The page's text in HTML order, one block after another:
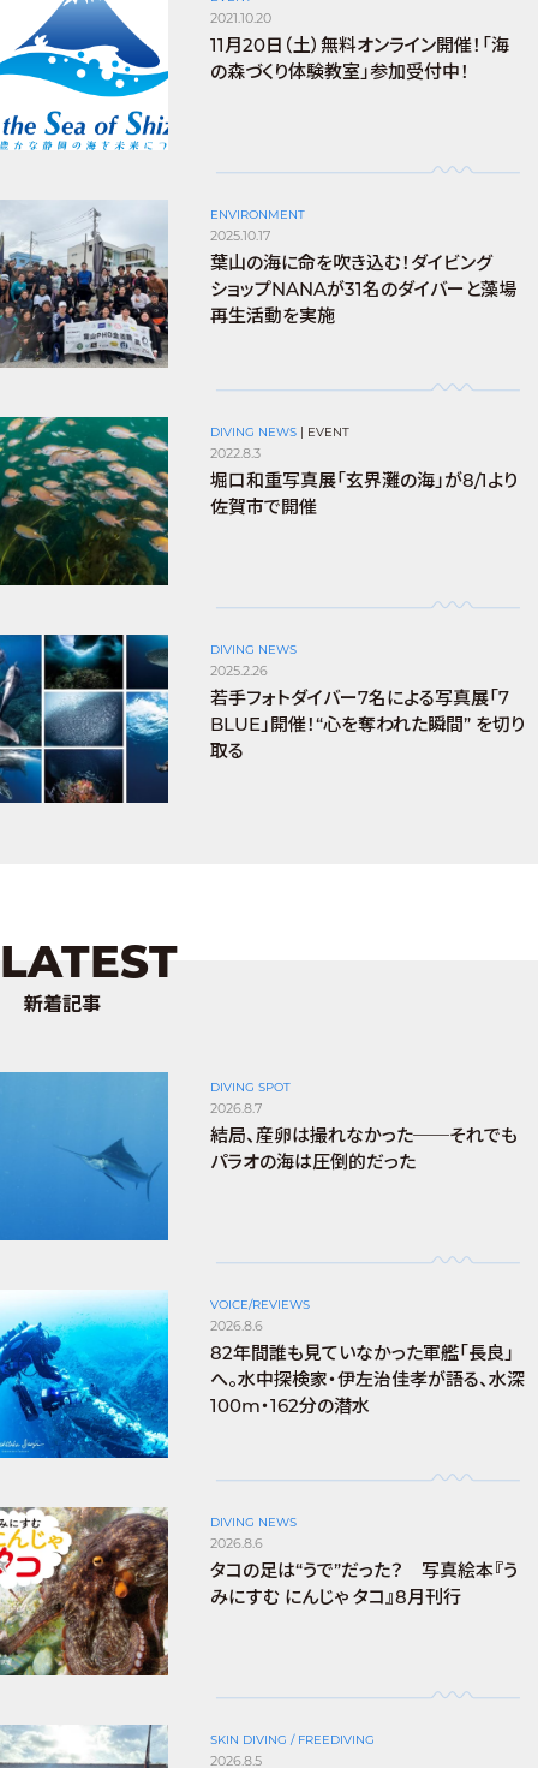
2021.10.20
11月20日（土）無料オンライン開催！「海
の森づくり体験教室」参加受付中！
ENVIRONMENT
2025.10.17
葉山の海に命を吹き込む！ダイビング
ショップNANAが31名のダイバーと藻場
再生活動を実施
DIVING NEWS | EVENT
2022.8.3
堀口和重写真展「玄界灘の海」が8/1より
佐賀市で開催
DIVING NEWS
2025.2.26
若手フォトダイバー7名による写真展「7
BLUE」開催！“心を奪われた瞬間” を切り
取る
LATEST
新着記事
DIVING SPOT
2026.8.7
結局、産卵は撮れなかった──それでも
パラオの海は圧倒的だった
VOICE/REVIEWS
2026.8.6
82年間誰も見ていなかった軍艦「長良」
へ。水中探検家・伊左治佳孝が語る、水深
100m・162分の潜水
DIVING NEWS
2026.8.6
タコの足は“うで”だった？ 写真絵本『う
みにすむ にんじゃ タコ』8月刊行
SKIN DIVING / FREEDIVING
2026.8.5